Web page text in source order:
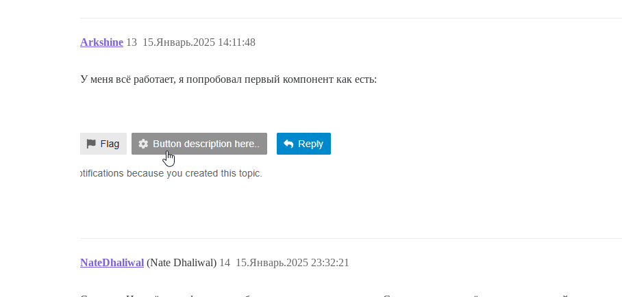
Arkshine 15.Январь.2025 14:11:48
13
У меня всё работает, я попробовал первый компонент как есть:
NateDhaliwal (Nate Dhaliwal) 15.Январь.2025 23:32:21
14